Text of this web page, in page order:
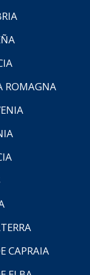
ROMAGNA
CAPRAIA